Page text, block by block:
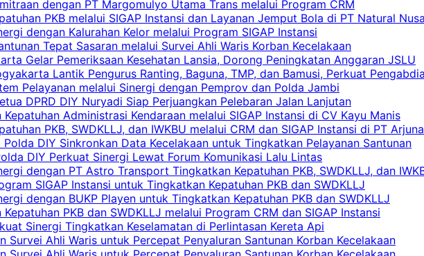
dengan PT Margomulyo Utama Trans melalui Program CRM
PKB melalui SIGAP Instansi dan Layanan Jemput Bola di PT Natural
dengan Kalurahan Kelor melalui Program SIGAP Instansi
Tepat Sasaran melalui Survei Ahli Waris Korban Kecelakaan
Gelar Pemeriksaan Kesehatan Lansia, Dorong Peningkatan Anggaran JSLU
Lantik Pengurus Ranting, Baguna, TMP, dan Bamusi, Perkuat
Pelayanan melalui Sinergi dengan Pemprov dan Polda Jambi
DPRD DIY Nuryadi Siap Perjuangkan Pelebaran Jalan Lanjutan
Administrasi Kendaraan melalui SIGAP Instansi di CV Kayu Manis
PKB, SWDKLLJ, dan IWKBU melalui CRM dan SIGAP Instansi di PT
DIY Sinkronkan Data Kecelakaan untuk Tingkatkan Pelayanan Santunan
DIY Perkuat Sinergi Lewat Forum Komunikasi Lalu Lintas
dengan PT Astro Transport Tingkatkan Kepatuhan PKB, SWDKLLJ, dan
SIGAP Instansi untuk Tingkatkan Kepatuhan PKB dan SWDKLLJ
dengan BUKP Playen untuk Tingkatkan Kepatuhan PKB dan SWDKLLJ
PKB dan SWDKLLJ melalui Program CRM dan SIGAP Instansi
Sinergi Tingkatkan Keselamatan di Perlintasan Kereta Api
Survei Ahli Waris untuk Percepat Penyaluran Santunan Korban Kecelakaan